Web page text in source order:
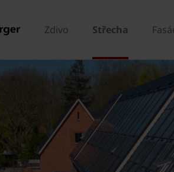
Zdivo Střecha